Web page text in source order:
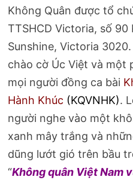
Không Quân được tổ
TTSHCD Victoria, số
Sunshine, Victoria
chào cờ Úc Việt và một
mọi người đồng ca bài
Hành Khúc (KQVNHK).
người nghe vào một
xanh mây trắng và
dũng lướt gió trên bầu
“Không quân Việt Nam